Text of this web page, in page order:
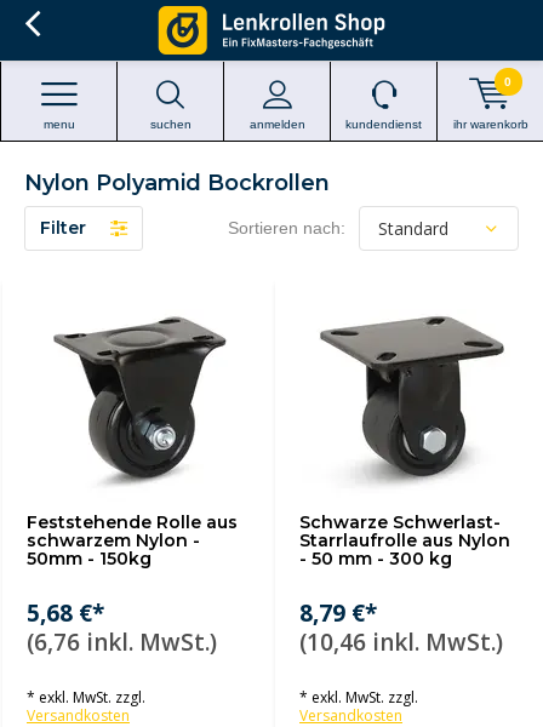
suchen anmelden
menu kundendienst ihr warenkorb
0
Nylon Polyamid Bockrollen
Filter Sortieren nach:
Feststehende Rolle aus
schwarzem Nylon -
50mm - 150kg
5,68 €*
(6,76 inkl. MwSt.)
* exkl. MwSt. zzgl.
Versandkosten
Schwarze Schwerlast-
Starrlaufrolle aus Nylon
- 50 mm - 300 kg
8,79 €*
(10,46 inkl. MwSt.)
* exkl. MwSt. zzgl.
Versandkosten